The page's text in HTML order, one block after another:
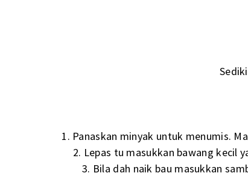
1. Panaskan minyak untuk menumis.
2. Lepas tu masukkan bawang kecil
3. Bila dah naik bau masukkan